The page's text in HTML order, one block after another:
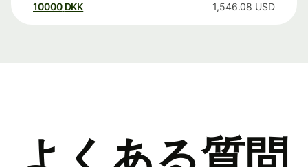
10000 DKK 1,546.08 USD